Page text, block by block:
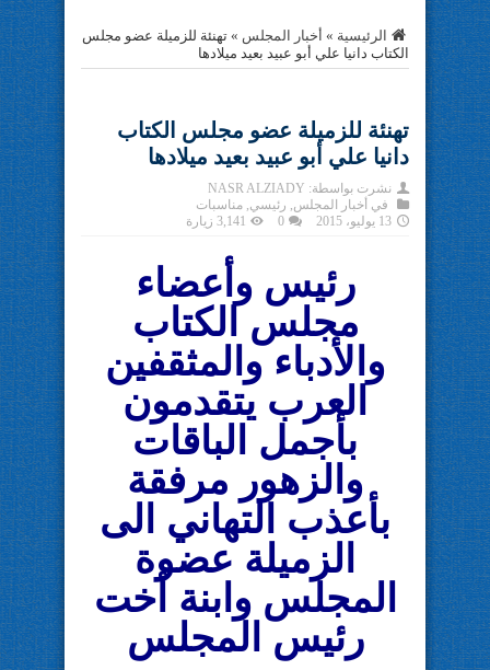
الرئيسية » أخبار المجلس » تهنئة للزميلة عضو مجلس
الكتاب دانيا علي أبو عبيد بعيد ميلادها
تهنئة للزميلة عضو مجلس الكتاب
دانيا علي أبو عبيد بعيد ميلادها
نشرت بواسطة: NASR ALZIADY
في أخبار المجلس, رئيسي, مناسبات
13 يوليو، 2015
0 3,141 زيارة
رئيس وأعضاء
مجلس الكتاب
والأدباء والمثقفين
العرب يتقدمون
بأجمل الباقات
والزهور مرفقة
بأعذب التهاني الى
الزميلة عضوة
المجلس وابنة أخت
رئيس المجلس